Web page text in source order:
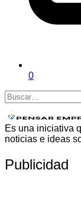
0
Es una iniciativa
noticias e ideas
Publicidad